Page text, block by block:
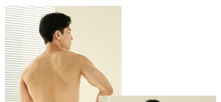
2. Berdasarkan tujuan kontrak persetujuan pembayaran menggunakan
"Pembayaran Ansuran Gogo", kedai akan memberikan maklumat peribadi
anda (termasuk nama, telefon atau alamat) kepada Taiwan Mobile untuk
pengumpulan, pemprosesan dan penggunaan, untuk pengesahan,
semakan dan pembetulan data yang diperlukan untuk bil ansuran oleh
Taiwan Mobile.
3. Sila baca syarat perkhidmatan pengguna secara lengkap melalui
pautan berikut: https://oppay.tw/userRule